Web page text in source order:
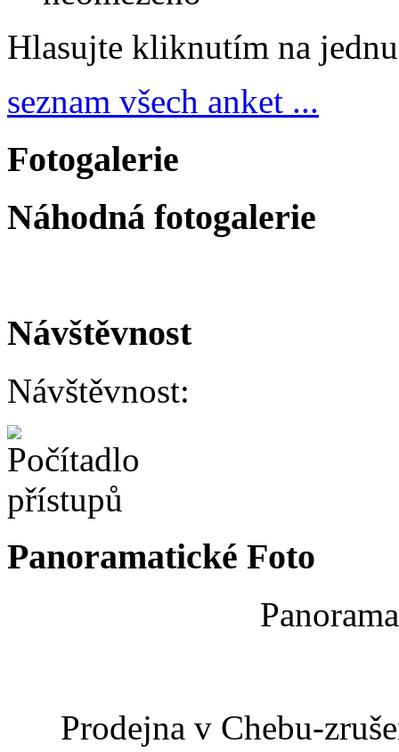
Hlasujte kliknutím na
seznam všech anket ...
Fotogalerie
Náhodná fotogalerie
Návštěvnost
Návštěvnost:
Panoramatické Foto
Prodejna v Chebu-